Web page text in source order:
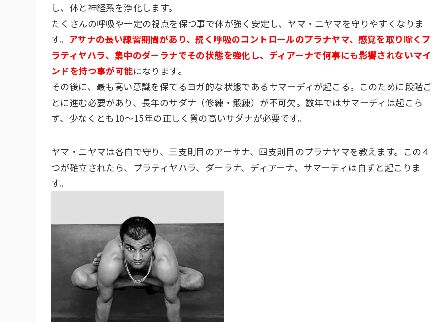
し、体と神経系を浄化します。
たくさんの呼吸や一定の視点を保つ事で体が強く安定し、ヤマ・ニヤマを守りやすくなりま
す。 アサナの長い練習期間があり、続く呼吸のコントロールのプラナヤマ、感覚を取り除くプ
ラティヤハラ、集中のダーラナでその状態を強化し、ディアーナで何事にも影響されないマイ
ンドを持つ事が可能になります。
その後に、最も高い意識を保てるヨガ的な状態であるサマーディが起こる。このために段階ご
とに進む必要があり、長年のサダナ（修練・鍛錬）が不可欠。数年ではサマーディは起こら
ず、少なくとも10～15年の正しく質の高いサダナが必要です。
ヤマ・ニヤマは各自で守り、三支則目のアーサナ、四支則目のプラナヤマを教えます。この４
つが確立されたら、プラティヤハラ、ダーラナ、ディアーナ、サマーティは自ずと起こりま
す。